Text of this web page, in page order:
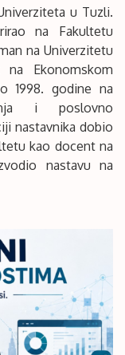
u Tuzli.
na Fakultetu
na Univerzitetu
Ekonomskom
1998. godine na
i poslovno
nastavnika dobio
kao docent na
nastavu na